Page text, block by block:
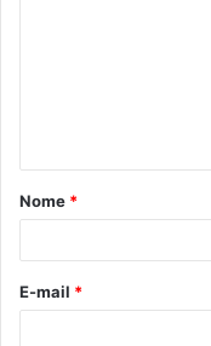
á
r
*
Nome *
E-mail *